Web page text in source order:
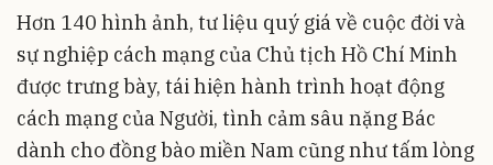
Hơn 140 hình ảnh, tư liệu quý giá về cuộc đời và
sự nghiệp cách mạng của Chủ tịch Hồ Chí Minh
được trưng bày, tái hiện hành trình hoạt động
cách mạng của Người, tình cảm sâu nặng Bác
dành cho đồng bào miền Nam cũng như tấm lòng